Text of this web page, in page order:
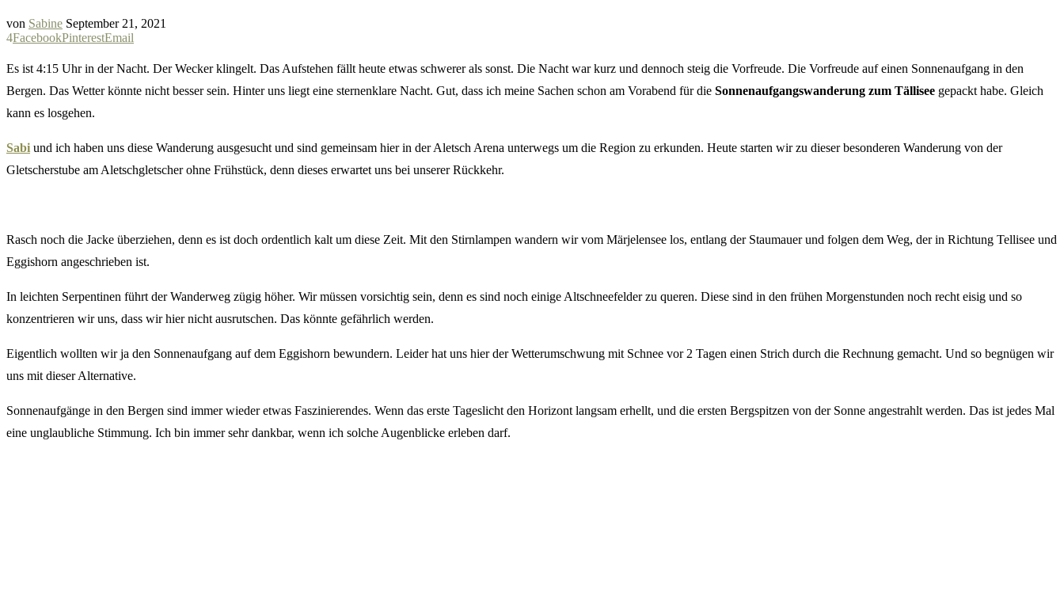
von Sabine September 21, 2021
4FacebookPinterestEmail
Es ist 4:15 Uhr in der Nacht. Der Wecker klingelt. Das Aufstehen fällt heute etwas schwerer als sonst. Die Nacht war kurz und dennoch steig die Vorfreude. Die Vorfreude auf einen Sonnenaufgang in den
Bergen. Das Wetter könnte nicht besser sein. Hinter uns liegt eine sternenklare Nacht. Gut, dass ich meine Sachen schon am Vorabend für die Sonnenaufgangswanderung zum Tällisee gepackt habe. Gleich
kann es losgehen.
Sabi und ich haben uns diese Wanderung ausgesucht und sind gemeinsam hier in der Aletsch Arena unterwegs um die Region zu erkunden. Heute starten wir zu dieser besonderen Wanderung von der
Gletscherstube am Aletschgletscher ohne Frühstück, denn dieses erwartet uns bei unserer Rückkehr.
Rasch noch die Jacke überziehen, denn es ist doch ordentlich kalt um diese Zeit. Mit den Stirnlampen wandern wir vom Märjelensee los, entlang der Staumauer und folgen dem Weg, der in Richtung Tellisee und
Eggishorn angeschrieben ist.
In leichten Serpentinen führt der Wanderweg zügig höher. Wir müssen vorsichtig sein, denn es sind noch einige Altschneefelder zu queren. Diese sind in den frühen Morgenstunden noch recht eisig und so
konzentrieren wir uns, dass wir hier nicht ausrutschen. Das könnte gefährlich werden.
Eigentlich wollten wir ja den Sonnenaufgang auf dem Eggishorn bewundern. Leider hat uns hier der Wetterumschwung mit Schnee vor 2 Tagen einen Strich durch die Rechnung gemacht. Und so begnügen wir
uns mit dieser Alternative.
Sonnenaufgänge in den Bergen sind immer wieder etwas Faszinierendes. Wenn das erste Tageslicht den Horizont langsam erhellt, und die ersten Bergspitzen von der Sonne angestrahlt werden. Das ist jedes Mal
eine unglaubliche Stimmung. Ich bin immer sehr dankbar, wenn ich solche Augenblicke erleben darf.